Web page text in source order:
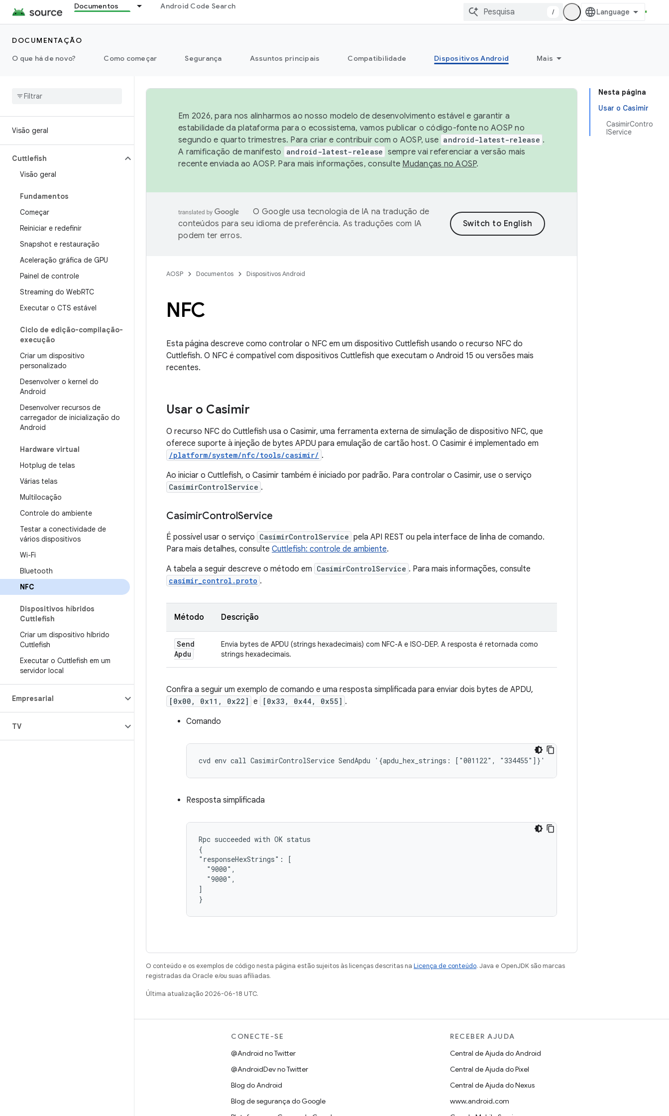
Documentos Android Code Search
/
DOCUMENTAÇÃO
O que há de novo?
Como começar Segurança Assuntos principais Compatibilidade Dispositivos Android Mais
Visão geral
Cuttlefish
Visão geral
Fundamentos
Começar
Reiniciar e redefinir
Snapshot e restauração
Aceleração gráfica de GPU
Painel de controle
Streaming do WebRTC
Executar o CTS estável
Ciclo de edição-compilação-
execução
Criar um dispositivo
personalizado
Desenvolver o kernel do
Android
Desenvolver recursos de
carregador de inicialização do
Android
Hardware virtual
Hotplug de telas
Várias telas
Multilocação
Controle do ambiente
Testar a conectividade de
vários dispositivos
Wi-Fi
Bluetooth
NFC
Dispositivos híbridos
Cuttlefish
Criar um dispositivo híbrido
Cuttlefish
Executar o Cuttlefish em um
servidor local
Empresarial
TV
Nesta página
Usar o Casimir
CasimirContro
lService
Em 2026, para nos alinharmos ao nosso modelo de desenvolvimento estável e garantir a
estabilidade da plataforma para o ecossistema, vamos publicar o código-fonte no AOSP no
segundo e quarto trimestres. Para criar e contribuir com o AOSP, use android-latest-release .
A ramificação de manifesto
android-latest-release sempre vai referenciar a versão mais
recente enviada ao AOSP. Para mais informações, consulte Mudanças no AOSP.
O Google usa tecnologia de IA na tradução de
conteúdos para seu idioma de preferência. As traduções com IA
podem ter erros.
AOSP Documentos Dispositivos Android
NFC
Esta página descreve como controlar o NFC em um dispositivo Cuttlefish usando o recurso NFC do
Cuttlefish. O NFC é compatível com dispositivos Cuttlefish que executam o Android 15 ou versões mais
recentes.
Usar o Casimir
O recurso NFC do Cuttlefish usa o Casimir, uma ferramenta externa de simulação de dispositivo NFC, que
oferece suporte à injeção de bytes APDU para emulação de cartão host. O Casimir é implementado em
/platform/system/nfc/tools/casimir/ .
Ao iniciar o Cuttlefish, o Casimir também é iniciado por padrão. Para controlar o Casimir, use o serviço
CasimirControlService .
CasimirControlService
É possível usar o serviço CasimirControlService pela API REST ou pela interface de linha de comando.
Para mais detalhes, consulte Cuttlefish: controle de ambiente.
A tabela a seguir descreve o método em CasimirControlService . Para mais informações, consulte
casimir_control.proto .
Método Descrição
Send
Apdu
Envia bytes de APDU (strings hexadecimais) com NFC-A e ISO-DEP. A resposta é retornada como
strings hexadecimais.
Confira a seguir um exemplo de comando e uma resposta simplificada para enviar dois bytes de APDU,
[0x00, 0x11, 0x22] e [0x33, 0x44, 0x55] .
Comando
Resposta simplificada
Rpc succeeded with OK status
{
"responseHexStrings": [
  "9000",
  "9000",
]
O conteúdo e os exemplos de código nesta página estão sujeitos às licenças descritas na Licença de conteúdo. Java e OpenJDK são marcas
registradas da Oracle e/ou suas afiliadas.
Última atualização 2026-06-18 UTC.
CONECTE-SE
@Android no Twitter
@AndroidDev no Twitter
Blog do Android
Blog de segurança do Google
RECEBER AJUDA
Central de Ajuda do Android
Central de Ajuda do Pixel
Central de Ajuda do Nexus
www.android.com